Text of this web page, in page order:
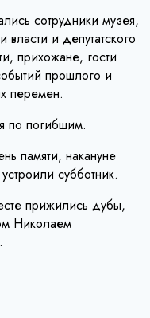
сотрудники музея,
и депутатского
прихожане, гости
прошлого и
перемен.
по погибшим.
памяти, накануне
субботник.
прижились дубы,
Николаем